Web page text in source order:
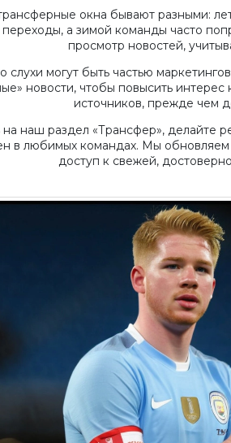
окна бывают разными:
а зимой команды часто
просмотр новостей,
слухи могут быть частью
новости, чтобы повысить
источников, прежде чем
наш раздел «Трансфер», делайте
в любимых командах. Мы обновляем
доступ к свежей,